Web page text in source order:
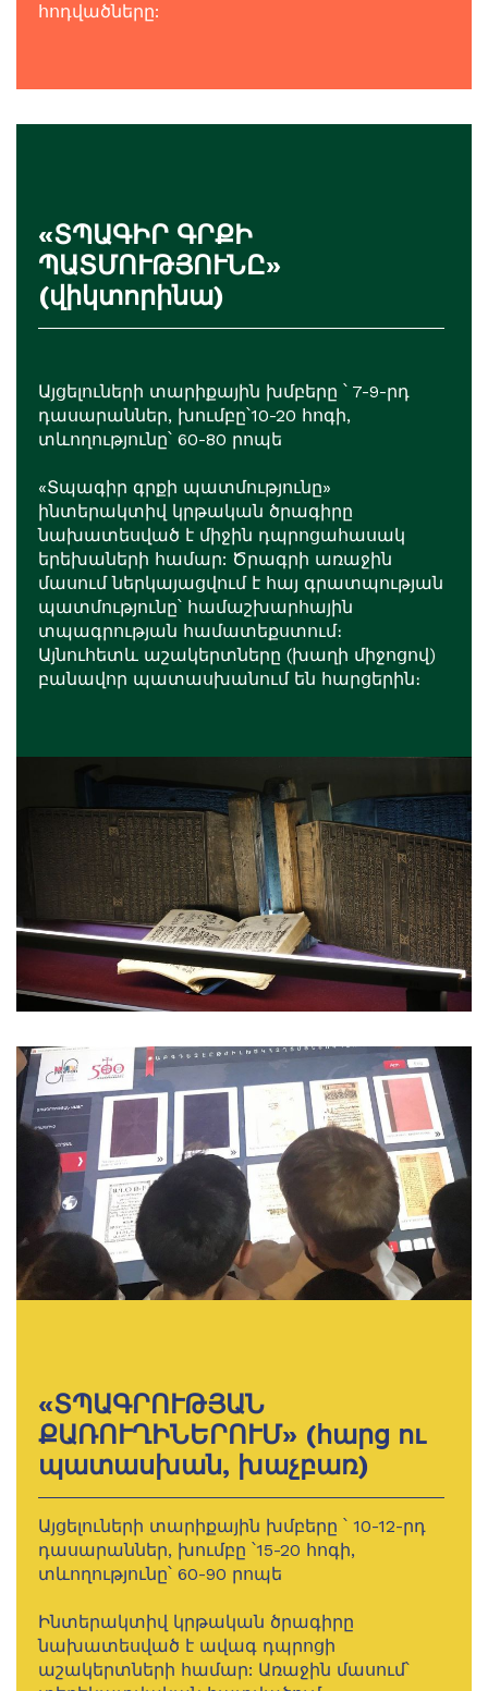
հոդվածները:
«ՏՊԱԳԻՐ ԳՐՔԻ
ՊԱՏՄՈՒԹՅՈՒՆԸ»
(վիկտորինա)
Այցելուների տարիքային խմբերը ՝ 7-9-րդ
դասարաններ, խումբը՝10-20 հոգի,
տևողությունը՝ 60-80 րոպե
«Տպագիր գրքի պատմությունը»
ինտերակտիվ կրթական ծրագիրը
նախատեսված է միջին դպրոցահասակ
երեխաների համար: Ծրագրի առաջին
մասում ներկայացվում է հայ գրատպության
պատմությունը՝ համաշխարհային
տպագրության համատեքստում։
Այնուհետև աշակերտները (խաղի միջոցով)
բանավոր պատասխանում են հարցերին։
«ՏՊԱԳՐՈՒԹՅԱՆ
ՔԱՌՈՒՂԻՆԵՐՈՒՄ» (հարց ու
պատասխան, խաչբառ)
Այցելուների տարիքային խմբերը ՝ 10-12-րդ
դասարաններ, խումբը ՝15-20 հոգի,
տևողությունը՝ 60-90 րոպե
Ինտերակտիվ կրթական ծրագիրը
նախատեսված է ավագ դպրոցի
աշակերտների համար: Առաջին մասում՝